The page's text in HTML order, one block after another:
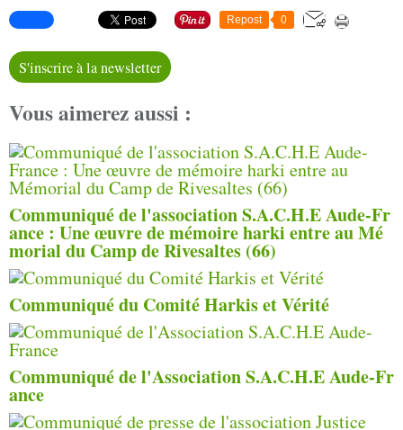
Repost 0
S'inscrire à la newsletter
Vous aimerez aussi :
Communiqué de l'association S.A.C.H.E Aude-Fr
ance : Une œuvre de mémoire harki entre au Mé
morial du Camp de Rivesaltes (66)
Communiqué du Comité Harkis et Vérité
Communiqué de l'Association S.A.C.H.E Aude-Fr
ance